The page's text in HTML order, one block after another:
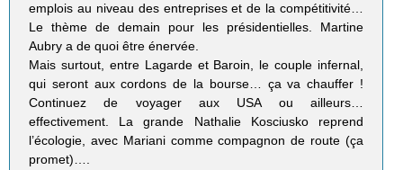
emplois au niveau des entreprises et de la compétitivité…
Le thème de demain pour les présidentielles. Martine
Aubry a de quoi être énervée.
Mais surtout, entre Lagarde et Baroin, le couple infernal,
qui seront aux cordons de la bourse… ça va chauffer !
Continuez de voyager aux USA ou ailleurs…
effectivement. La grande Nathalie Kosciusko reprend
l’écologie, avec Mariani comme compagnon de route (ça
promet)….